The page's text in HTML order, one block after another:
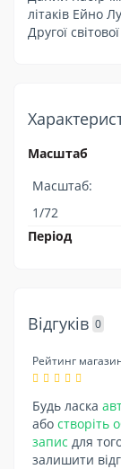
літаків Ейно
Другої
Масштаб
Масштаб:
1/72
Період
Відгуків 0
Рейтинг
Будь ласка
або створіть
запис для
залишити